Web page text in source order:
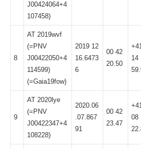
J00424064+4
107458)
8
AT 2019wvf
(=PNV
J00422050+4
114599)
(=Gaia19fow)
2019 12
16.6473
6
00 42
20.50
14
9
AT 2020lye
(=PNV
J00422347+4
108228)
2020.06
.07.867
91
00 42
23.47
08